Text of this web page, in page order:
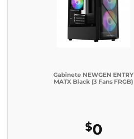
Gabinete NEWGEN ENTRY
MATX Black (3 Fans FRGB)
$0